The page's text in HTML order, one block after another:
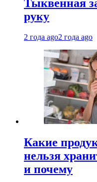
Тыквенная
руку
2 года ago2 года ago
Какие
нельзя
и почему